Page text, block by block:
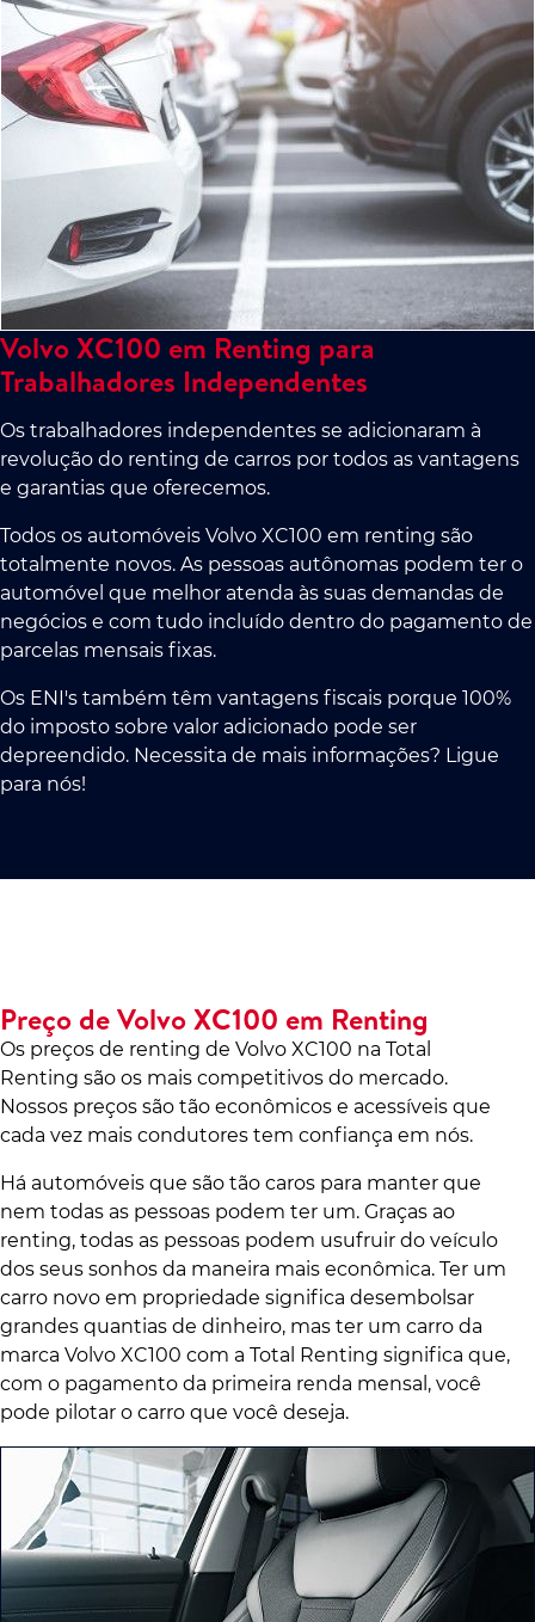
Volvo XC100 em Renting para
Trabalhadores Independentes
Os trabalhadores independentes se adicionaram à
revolução do renting de carros por todos as vantagens
e garantias que oferecemos.
Todos os automóveis Volvo XC100 em renting são
totalmente novos. As pessoas autônomas podem ter o
automóvel que melhor atenda às suas demandas de
negócios e com tudo incluído dentro do pagamento de
parcelas mensais fixas.
Os ENI's também têm vantagens fiscais porque 100%
do imposto sobre valor adicionado pode ser
depreendido. Necessita de mais informações? Ligue
para nós!
Preço de Volvo XC100 em Renting
Os preços de renting de Volvo XC100 na Total
Renting são os mais competitivos do mercado.
Nossos preços são tão econômicos e acessíveis que
cada vez mais condutores tem confiança em nós.
Há automóveis que são tão caros para manter que
nem todas as pessoas podem ter um. Graças ao
renting, todas as pessoas podem usufruir do veículo
dos seus sonhos da maneira mais econômica. Ter um
carro novo em propriedade significa desembolsar
grandes quantias de dinheiro, mas ter um carro da
marca Volvo XC100 com a Total Renting significa que,
com o pagamento da primeira renda mensal, você
pode pilotar o carro que você deseja.